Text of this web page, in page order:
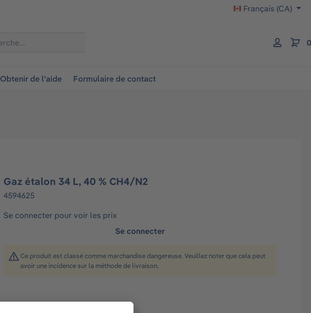
Français (CA)
Obtenir de l'aide Formulaire de contact
Gaz étalon 34 L, 40 % CH4/N2
4594625
Se connecter pour voir les prix
Se connecter
Ce produit est classé comme marchandise dangereuse. Veuillez noter que cela peut
avoir une incidence sur la méthode de livraison.